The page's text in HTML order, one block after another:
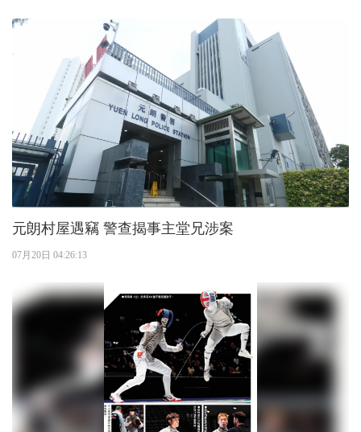
元朗村屋遇竊 警查揭事主堂兄涉案
07月20日 04:26:13